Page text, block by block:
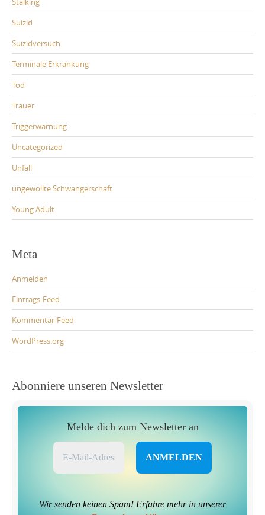
Suizid
Suizidversuch
Terminale Erkrankung
Tod
Trauer
Triggerwarnung
Uncategorized
Unfall
ungewollte Schwangerschaft
Young Adult
Meta
Anmelden
Eintrags-Feed
Kommentar-Feed
WordPress.org
Abonniere unseren Newsletter
Melde dich zum Newsletter an
Wir senden keinen Spam! Erfahre mehr in unserer